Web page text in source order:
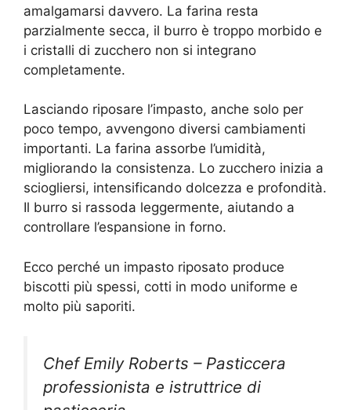
amalgamarsi davvero. La farina resta
parzialmente secca, il burro è troppo morbido e
i cristalli di zucchero non si integrano
completamente.
Lasciando riposare l’impasto, anche solo per
poco tempo, avvengono diversi cambiamenti
importanti. La farina assorbe l’umidità,
migliorando la consistenza. Lo zucchero inizia a
sciogliersi, intensificando dolcezza e profondità.
Il burro si rassoda leggermente, aiutando a
controllare l’espansione in forno.
Ecco perché un impasto riposato produce
biscotti più spessi, cotti in modo uniforme e
molto più saporiti.
Chef Emily Roberts – Pasticcera
professionista e istruttrice di